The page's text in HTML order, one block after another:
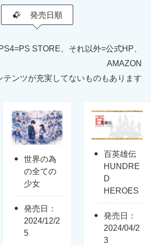
発売日順
STORE、それ以外=公式HP、
AMAZON
テンツが充実してないものもあります
世界の為
の全ての
少女
発売日：
2024/12/2
5
百英雄伝
HUNDRE
D
HEROES
発売日：
2024/04/2
3